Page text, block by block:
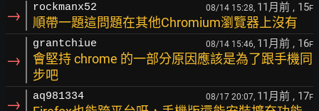
→ rockmanx52 08/14 15:28, 11月前 , 15F
順帶一題這問題在其他Chromium瀏覽器上沒有
→
grantchiue 08/14 15:46, 11月前 , 16F
會堅持 chrome 的一部分原因應該是為了跟手機同
步吧
→ aq981334 08/17 20:07, 11月前 , 17F